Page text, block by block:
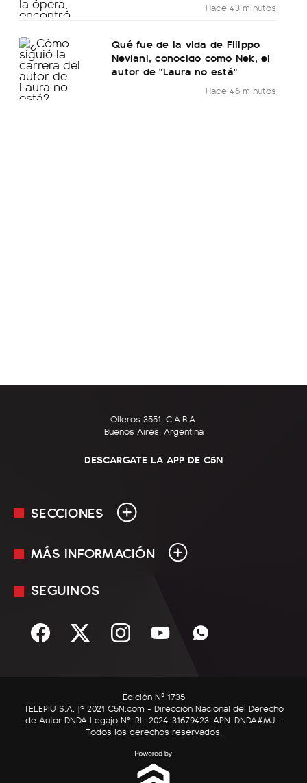
Hace 43 minutos
Qué fue de la vida de Filippo
Neviani, conocido como Nek, el
autor de "Laura no está"
Hace 46 minutos
Olleros 3551, C.A.B.A.
Buenos Aires, Argentina
DESCARGATE LA APP DE C5N
SECCIONES
En Vivo
Sociedad
C5N Autos
RatingCero
MÁS INFORMACIÓN
Mediakit
Términos y condiciones
SEGUINOS
Edición Nº 1735
TELEPIU S.A. |© 2021 C5N.com - Dirección Nacional del Derecho
de Autor DNDA Legajo N°: RL-2024-31679423-APN-DNDA#MJ -
Todos los derechos reservados.